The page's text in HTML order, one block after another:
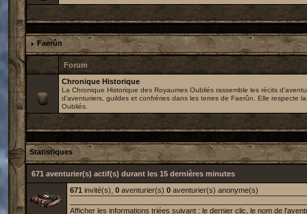
Faerûn
Forum
Chronique Historique
La Chronique Historique des Royaumes Oubliés rassemble les récits
d'aventuriers, guildes et confréries dans les terres de Faerûn. Elle respecte
Oubliés.
Statistiques
671 aventurier(s) actif(s) durant les 15 dernières minutes
671 invité(s), 0 aventurier(s) 0 aventurier(s) anonyme(s)
Afficher les informations triées suivant : le dernier clic le nom de